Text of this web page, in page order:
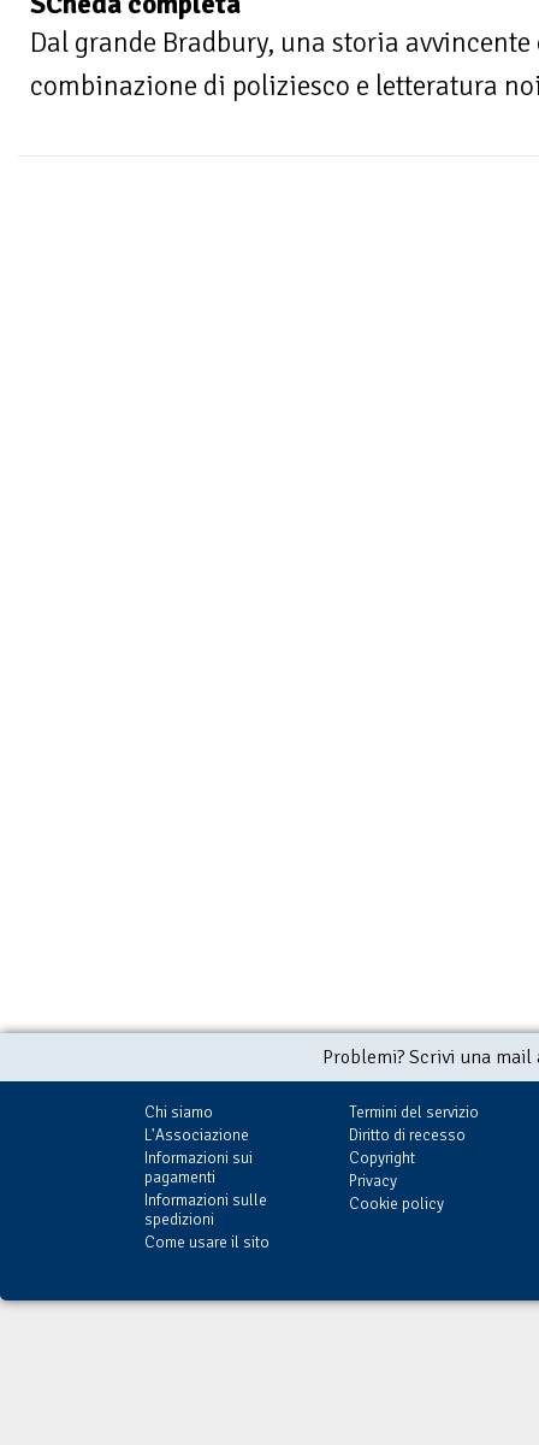
Dal grande Bradbury, una storia
combinazione di poliziesco e letteratura
Problemi? Scrivi una
Chi siamo
L'Associazione
Informazioni sui
pagamenti
Informazioni sulle
spedizioni
Come usare il sito
Termini del servizio
Diritto di recesso
Copyright
Privacy
Cookie policy